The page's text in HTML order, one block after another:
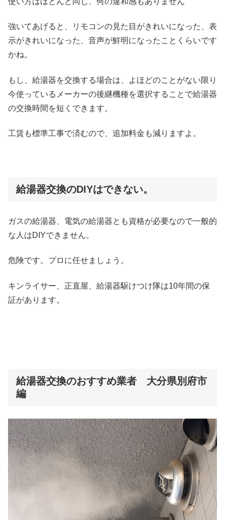
強いてあげると、リモコンの見た目がきれいになった、表
示がきれいになった、音声が鮮明になったことくらいです
かね。
もし、給湯器を交換する場合は、よほどのことがない限り
今使っているメーカーの後継機種を選択することで給湯器
の交換時間を短くできます。
工賃も標準工事で済むので、追加料金も減りますよ。
給湯器交換のDIYはできない。
ガスの給湯器、電気の給湯器とも資格が必要なので一般的
な人はDIYできません。
危険です。プロに任せましょう。
キンライサー、正直屋、給湯器駆けつけ隊は10年間の保
証があります。
給湯器交換のおすすめ業者 大分県別府市
編